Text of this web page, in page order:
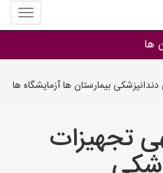
منوی
سایت
سال
ها
ها
ها
بیمارستان ها آزمایشگاه ها
تجهیزات